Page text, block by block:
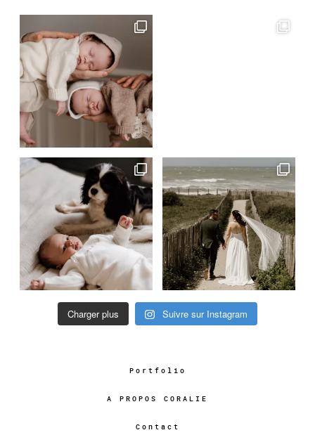
Charger plus Suivre sur Instagram
Portfolio
A PROPOS CORALIE
Contact